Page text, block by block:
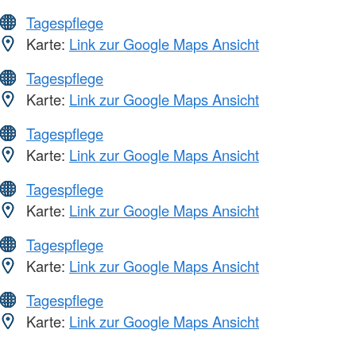
Tagespflege
Karte: Link zur Google Maps Ansicht
Tagespflege
Karte: Link zur Google Maps Ansicht
Tagespflege
Karte: Link zur Google Maps Ansicht
Tagespflege
Karte: Link zur Google Maps Ansicht
Tagespflege
Karte: Link zur Google Maps Ansicht
Tagespflege
Karte: Link zur Google Maps Ansicht